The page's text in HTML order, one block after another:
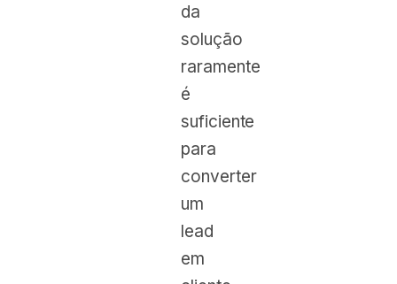
da
solução
raramente
é
suficiente
para
converter
um
lead
em